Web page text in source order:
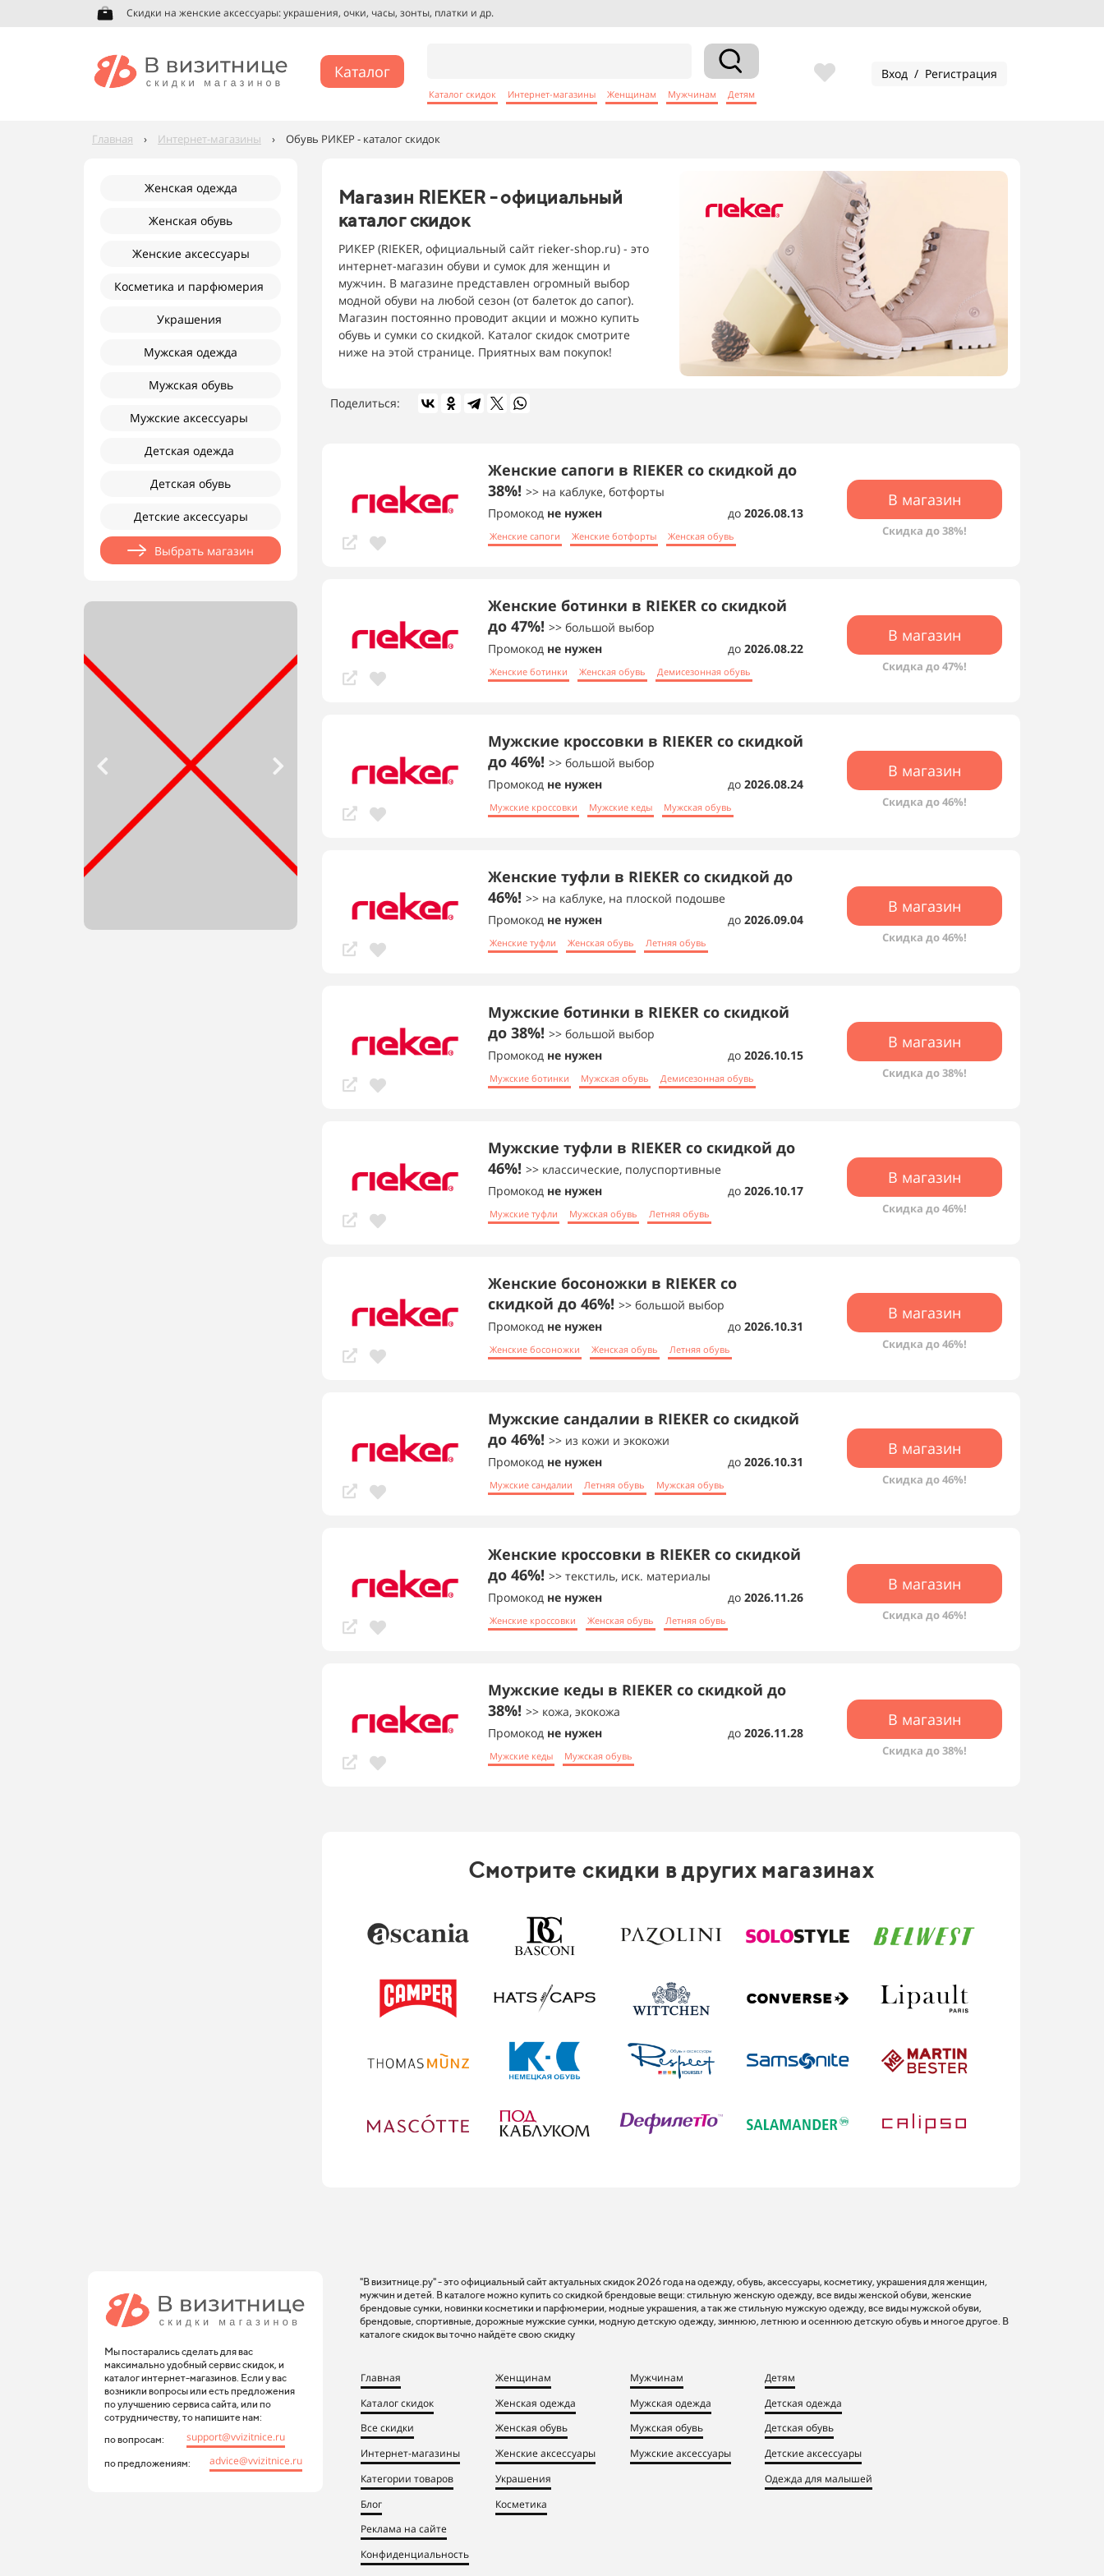
Скидки на мужскую одежду: футболки, джинсы, рубашки, куртки и др.
Каталог
Каталог скидок Интернет-магазины Женщинам Мужчинам Детям
Вход / Регистрация
Главная › Интернет-магазины › Обувь РИКЕР - каталог скидок
Женская одежда
Женская обувь
Женские аксессуары
Косметика и парфюмерия
Украшения
Мужская одежда
Мужская обувь
Мужские аксессуары
Детская одежда
Детская обувь
Детские аксессуары
Выбрать магазин
Магазин RIEKER - официальный
каталог скидок
РИКЕР (RIEKER, официальный сайт rieker-shop.ru) - это
интернет-магазин обуви и сумок для женщин и
мужчин. В магазине представлен огромный выбор
модной обуви на любой сезон (от балеток до сапог).
Магазин постоянно проводит акции и можно купить
обувь и сумки со скидкой. Каталог скидок смотрите
ниже на этой странице. Приятных вам покупок!
Поделиться:
Женские сапоги в RIEKER со скидкой до
38%! >> на каблуке, ботфорты
Промокод не нужен до 2026.08.13
Женские сапоги Женские ботфорты Женская обувь
В магазин
Скидка до 38%!
Женские ботинки в RIEKER со скидкой
до 47%! >> большой выбор
Промокод не нужен до 2026.08.22
Женские ботинки Женская обувь Демисезонная обувь
В магазин
Скидка до 47%!
Мужские кроссовки в RIEKER со скидкой
до 46%! >> большой выбор
Промокод не нужен до 2026.08.24
Мужские кроссовки Мужские кеды Мужская обувь
В магазин
Скидка до 46%!
Женские туфли в RIEKER со скидкой до
46%! >> на каблуке, на плоской подошве
Промокод не нужен до 2026.09.04
Женские туфли Женская обувь Летняя обувь
В магазин
Скидка до 46%!
Мужские ботинки в RIEKER со скидкой
до 38%! >> большой выбор
Промокод не нужен до 2026.10.15
Мужские ботинки Мужская обувь Демисезонная обувь
В магазин
Скидка до 38%!
Мужские туфли в RIEKER со скидкой до
46%! >> классические, полуспортивные
Промокод не нужен до 2026.10.17
Мужские туфли Мужская обувь Летняя обувь
В магазин
Скидка до 46%!
Женские босоножки в RIEKER со
скидкой до 46%! >> большой выбор
Промокод не нужен до 2026.10.31
Женские босоножки Женская обувь Летняя обувь
В магазин
Скидка до 46%!
Мужские сандалии в RIEKER со скидкой
до 46%! >> из кожи и экокожи
Промокод не нужен до 2026.10.31
Мужские сандалии Летняя обувь Мужская обувь
В магазин
Скидка до 46%!
Женские кроссовки в RIEKER со скидкой
до 46%! >> текстиль, иск. материалы
Промокод не нужен до 2026.11.26
Женские кроссовки Женская обувь Летняя обувь
В магазин
Скидка до 46%!
Мужские кеды в RIEKER со скидкой до
38%! >> кожа, экокожа
Промокод не нужен до 2026.11.28
Мужские кеды Мужская обувь
В магазин
Скидка до 38%!
Смотрите скидки в других магазинах
Мы постарались сделать для вас
максимально удобный сервис скидок, и
каталог интернет-магазинов. Если у вас
возникли вопросы или есть предложения
по улучшению сервиса сайта, или по
сотрудничеству, то напишите нам:
по вопросам:
support@vvizitnice.ru
по предложениям: advice@vvizitnice.ru
"В визитнице.ру" - это официальный сайт актуальных скидок 2026 года на одежду, обувь, аксессуары, косметику, украшения для женщин,
мужчин и детей. В каталоге можно купить со скидкой брендовые вещи: стильную женскую одежду, все виды женской обуви, женские
брендовые сумки, новинки косметики и парфюмерии, модные украшения, а так же стильную мужскую одежду, все виды мужской обуви,
брендовые, спортивные, дорожные мужские сумки, модную детскую одежду, зимнюю, летнюю и осеннюю детскую обувь и многое другое. В
каталоге скидок вы точно найдёте свою скидку
Главная
Каталог скидок
Все скидки
Интернет-магазины
Категории товаров
Блог
Реклама на сайте
Конфиденциальность
Женщинам
Женская одежда
Женская обувь
Женские аксессуары
Украшения
Косметика
Мужчинам
Мужская одежда
Мужская обувь
Мужские аксессуары
Детям
Детская одежда
Детская обувь
Детские аксессуары
Одежда для малышей